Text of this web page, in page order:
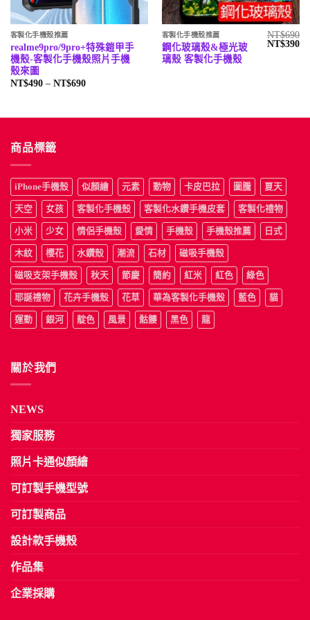
客製化手機殼推薦
realme9pro/9pro+特殊鎧甲手
機殼-客製化手機殼照片手機
殼來圖
NT$490 – NT$690價
NT$490
客製化手機殼推薦
鋼化玻璃殼&極光玻
璃殼 客製化手機殼
NT$690
原
NT$390目
商品標籤
iPhone手機殼 似顏繪 元素 動物 卡皮巴拉 圖騰 夏天
天空 女孩 客製化手機殼 客製化水鑽手機皮套 客製化禮物
小米 少女 情侶手機殼 愛情 手機殼 手機殼推薦 日式
木紋 櫻花 水鑽殼 潮流 石材 磁吸手機殼
磁吸支架手機殼 秋天 節慶 簡約 紅米 紅色 綠色
耶誕禮物 花卉手機殼 花草 華為客製化手機殼 藍色 貓
運動 銀河 靛色 風景 骷髏 黑色 龍
關於我們
NEWS
獨家服務
照片卡通似顏繪
可訂製手機型號
可訂製商品
設計款手機殼
作品集
企業採購